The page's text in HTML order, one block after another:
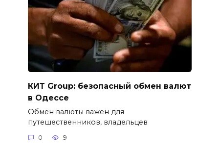
КИТ Group: безопасный обмен валют
в Одессе
Обмен валюты важен для
путешественников, владельцев
0 9